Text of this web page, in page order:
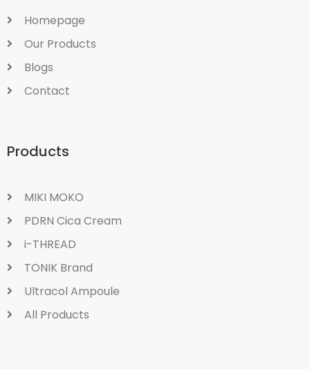
Homepage
Our Products
Blogs
Contact
Products
MIKI MOKO
PDRN Cica Cream
i-THREAD
TONIK Brand
Ultracol Ampoule
All Products